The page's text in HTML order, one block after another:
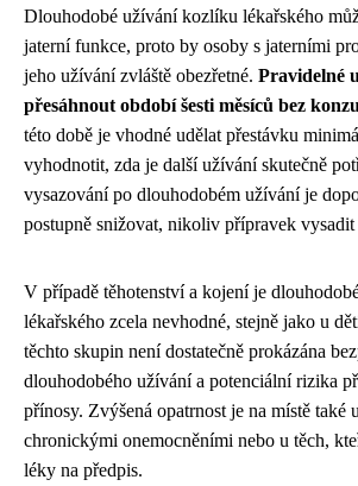
Dlouhodobé užívání kozlíku lékařského
jaterní funkce, proto by osoby s jaterními
jeho užívání zvláště obezřetné. Pravidelné
přesáhnout období šesti měsíců bez
této době je vhodné udělat přestávku
vyhodnotit, zda je další užívání skutečně
vysazování po dlouhodobém užívání je
postupně snižovat, nikoliv přípravek vysadit
V případě těhotenství a kojení je
lékařského zcela nevhodné, stejně jako u
těchto skupin není dostatečně prokázána
dlouhodobého užívání a potenciální rizika
přínosy. Zvýšená opatrnost je na místě také
chronickými onemocněními nebo u těch,
léky na předpis.